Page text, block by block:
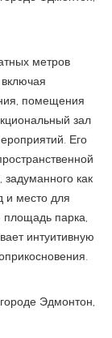
метров
помещения
зал
Его
задуманного как
и место для
площадь парка,
интуитивную